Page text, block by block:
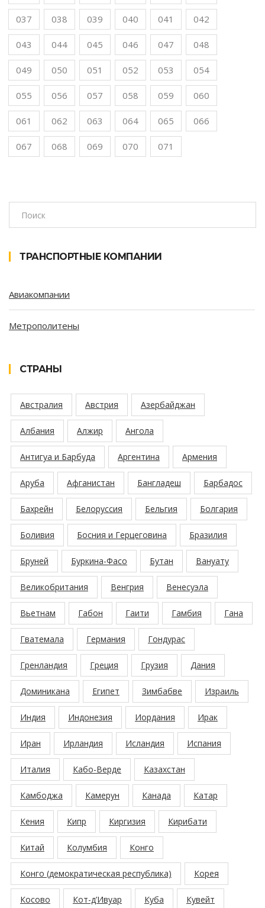
037 038 039 040 041 042
043 044 045 046 047 048
049 050 051 052 053 054
055 056 057 058 059 060
061 062 063 064 065 066
067 068 069 070 071
ТРАНСПОРТНЫЕ КОМПАНИИ
Авиакомпании
Метрополитены
СТРАНЫ
Австралия Австрия Азербайджан
Албания Алжир Ангола
Антигуа и Барбуда Аргентина Армения
Аруба Афганистан Бангладеш Барбадос
Бахрейн Белоруссия Бельгия Болгария
Боливия Босния и Герцеговина Бразилия
Бруней Буркина-Фасо Бутан Вануату
Великобритания Венгрия Венесуэла
Вьетнам Габон Гаити Гамбия Гана
Гватемала Германия Гондурас
Гренландия Греция Грузия Дания
Доминикана Египет Зимбабве Израиль
Индия Индонезия Иордания Ирак
Иран Ирландия Исландия Испания
Италия Кабо-Верде Казахстан
Камбоджа Камерун Канада Катар
Кения Кипр Киргизия Кирибати
Китай Колумбия Конго
Конго (демократическая республика) Корея
Косово Кот-д’Ивуар Куба Кувейт